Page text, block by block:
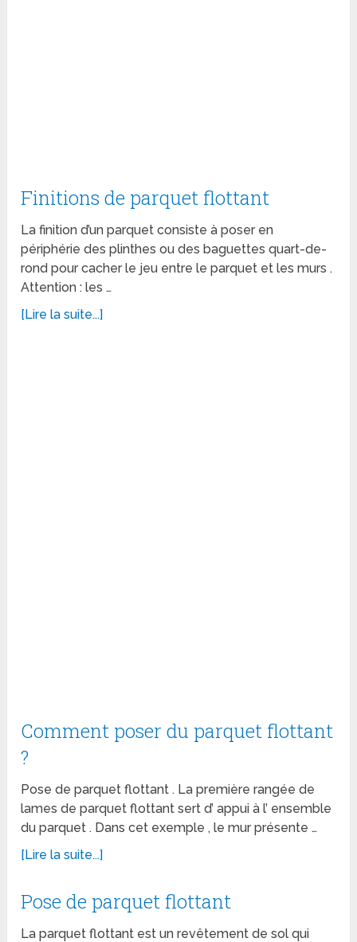
Finitions de parquet flottant
La finition d’un parquet consiste à poser en
périphérie des plinthes ou des baguettes quart-de-
rond pour cacher le jeu entre le parquet et les murs .
Attention : les …
[Lire la suite...]
Comment poser du parquet flottant
?
Pose de parquet flottant . La première rangée de
lames de parquet flottant sert d’ appui à l’ ensemble
du parquet . Dans cet exemple , le mur présente …
[Lire la suite...]
Pose de parquet flottant
La parquet flottant est un revêtement de sol qui